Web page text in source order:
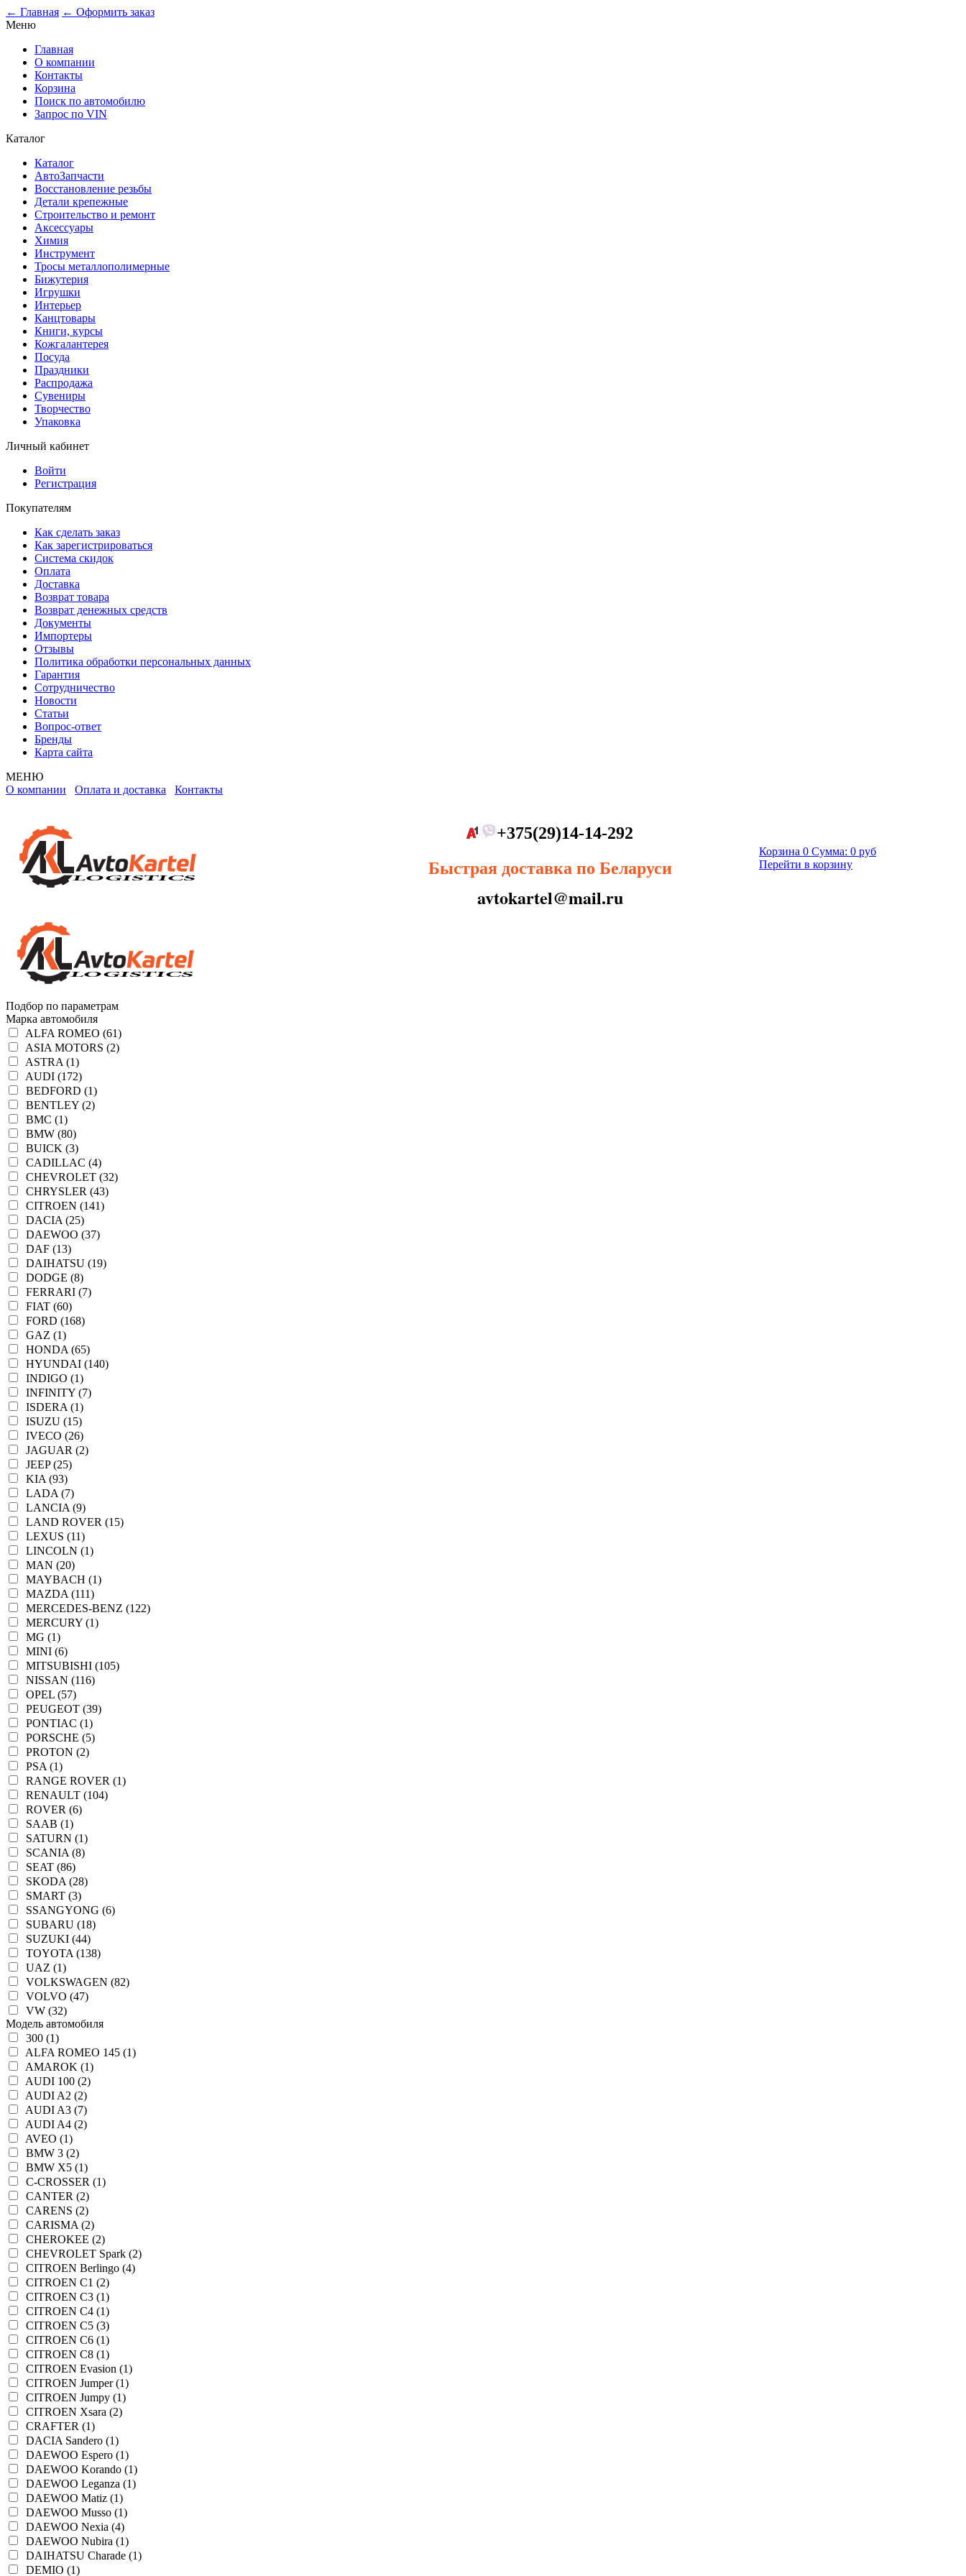
← Главная ← Оформить заказ
Меню
Главная
О компании
Контакты
Корзина
Поиск по автомобилю
Запрос по VIN
Каталог
Каталог
АвтоЗапчасти
Восстановление резьбы
Детали крепежные
Строительство и ремонт
Аксессуары
Химия
Инструмент
Тросы металлополимерные
Бижутерия
Игрушки
Интерьер
Канцтовары
Книги, курсы
Кожгалантерея
Посуда
Праздники
Распродажа
Сувениры
Творчество
Упаковка
Личный кабинет
Войти
Регистрация
Покупателям
Как сделать заказ
Как зарегистрироваться
Система скидок
Оплата
Доставка
Возврат товара
Возврат денежных средств
Документы
Импортеры
Отзывы
Политика обработки персональных данных
Гарантия
Сотрудничество
Новости
Статьи
Вопрос-ответ
Бренды
Карта сайта
МЕНЮ
О компании Оплата и доставка Контакты
+375(29)14-14-292
Быстрая доставка по Беларуси
avtokartel@mail.ru
Корзина 0 Сумма: 0 руб
Перейти в корзину
Подбор по параметрам
Марка автомобиля
ALFA ROMEO (61)
ASIA MOTORS (2)
ASTRA (1)
AUDI (172)
BEDFORD (1)
BENTLEY (2)
BMC (1)
BMW (80)
BUICK (3)
CADILLAC (4)
CHEVROLET (32)
CHRYSLER (43)
CITROEN (141)
DACIA (25)
DAEWOO (37)
DAF (13)
DAIHATSU (19)
DODGE (8)
FERRARI (7)
FIAT (60)
FORD (168)
GAZ (1)
HONDA (65)
HYUNDAI (140)
INDIGO (1)
INFINITY (7)
ISDERA (1)
ISUZU (15)
IVECO (26)
JAGUAR (2)
JEEP (25)
KIA (93)
LADA (7)
LANCIA (9)
LAND ROVER (15)
LEXUS (11)
LINCOLN (1)
MAN (20)
MAYBACH (1)
MAZDA (111)
MERCEDES-BENZ (122)
MERCURY (1)
MG (1)
MINI (6)
MITSUBISHI (105)
NISSAN (116)
OPEL (57)
PEUGEOT (39)
PONTIAC (1)
PORSCHE (5)
PROTON (2)
PSA (1)
RANGE ROVER (1)
RENAULT (104)
ROVER (6)
SAAB (1)
SATURN (1)
SCANIA (8)
SEAT (86)
SKODA (28)
SMART (3)
SSANGYONG (6)
SUBARU (18)
SUZUKI (44)
TOYOTA (138)
UAZ (1)
VOLKSWAGEN (82)
VOLVO (47)
VW (32)
Модель автомобиля
300 (1)
ALFA ROMEO 145 (1)
AMAROK (1)
AUDI 100 (2)
AUDI A2 (2)
AUDI A3 (7)
AUDI A4 (2)
AVEO (1)
BMW 3 (2)
BMW X5 (1)
C-CROSSER (1)
CANTER (2)
CARENS (2)
CARISMA (2)
CHEROKEE (2)
CHEVROLET Spark (2)
CITROEN Berlingo (4)
CITROEN C1 (2)
CITROEN C3 (1)
CITROEN C4 (1)
CITROEN C5 (3)
CITROEN C6 (1)
CITROEN C8 (1)
CITROEN Evasion (1)
CITROEN Jumper (1)
CITROEN Jumpy (1)
CITROEN Xsara (2)
CRAFTER (1)
DACIA Sandero (1)
DAEWOO Espero (1)
DAEWOO Korando (1)
DAEWOO Leganza (1)
DAEWOO Matiz (1)
DAEWOO Musso (1)
DAEWOO Nexia (4)
DAEWOO Nubira (1)
DAIHATSU Charade (1)
DEMIO (1)